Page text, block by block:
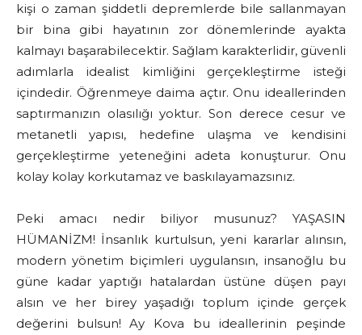
kişi o zaman şiddetli depremlerde bile sallanmayan
bir bina gibi hayatının zor dönemlerinde ayakta
kalmayı başarabilecektir. Sağlam karakterlidir, güvenli
adımlarla idealist kimliğini gerçekleştirme isteği
içindedir. Öğrenmeye daima açtır. Onu ideallerinden
saptırmanızın olasılığı yoktur. Son derece cesur ve
metanetli yapısı, hedefine ulaşma ve kendisini
gerçekleştirme yeteneğini adeta konuşturur. Onu
kolay kolay korkutamaz ve baskılayamazsınız.
Peki amacı nedir biliyor musunuz? YAŞASIN
HÜMANİZM! İnsanlık kurtulsun, yeni kararlar alınsın,
modern yönetim biçimleri uygulansın, insanoğlu bu
güne kadar yaptığı hatalardan üstüne düşen payı
alsın ve her birey yaşadığı toplum içinde gerçek
değerini bulsun! Ay Kova bu ideallerinin peşinde